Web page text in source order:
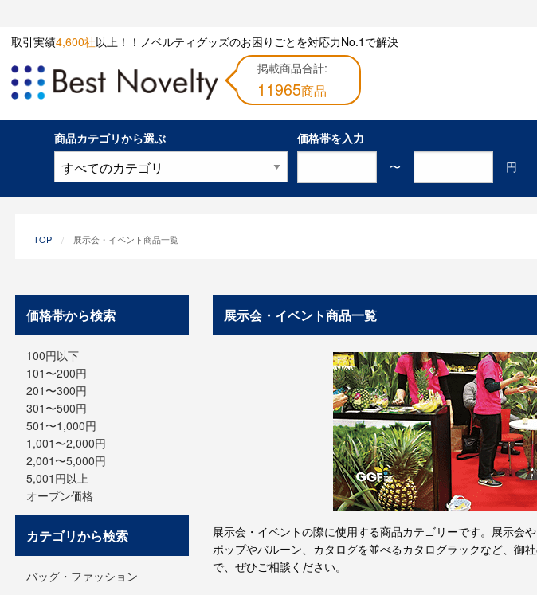
取引実績4,600社以上！！ノベルティグッズのお困りごとを対応力No.1で解決
掲載商品合計:
11965商品
商品カテゴリから選ぶ
価格帯を入力
〜
円
TOP 展示会・イベント商品一覧
展示会・イベント商品一覧
展示会・イベントの際に使用する商品カテゴリーです。展示会
ポップやバルーン、カタログを並べるカタログラックなど、御
で、ぜひご相談ください。
価格帯から検索
100円以下
101〜200円
201〜300円
301〜500円
501〜1,000円
1,001〜2,000円
2,001〜5,000円
5,001円以上
オープン価格
カテゴリから検索
バッグ・ファッション